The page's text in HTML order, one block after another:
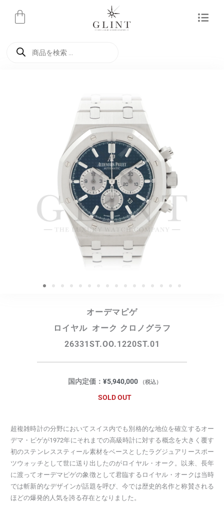
オーデマピゲ
ロイヤル オーク クロノグラフ
26331ST.OO.1220ST.01
国内定価： ¥5,940,000 （税込）
SOLD OUT
超複雑時計の分野においてスイス内でも別格的な地位を確立するオー
デマ・ピゲが1972年にそれまでの高級時計に対する概念を大きく覆す
初のステンレススティール素材をベースとしたラグジュアリースポー
ツウォッチとして世に送り出したのがロイヤル・オーク。以来、長年
に渡ってオーデマピゲの象徴として君臨するロイヤル・オークは当時
では斬新的なデザインが話題を呼び、今では歴史的名作と称賛される
ほどの爆発的人気を誇る存在となりました。